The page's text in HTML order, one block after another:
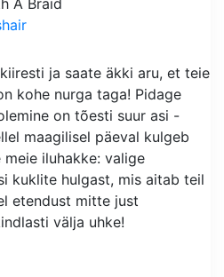
ja saate äkki aru, et teie
kohe nurga taga! Pidage
on tõesti suur asi -
maagilisel päeval kulgeb
iluhakke: valige
kuklite hulgast, mis aitab teil
etendust mitte just
välja uhke!